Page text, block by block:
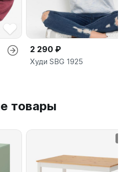
2 290 ₽
Худи SBG 1925
товары